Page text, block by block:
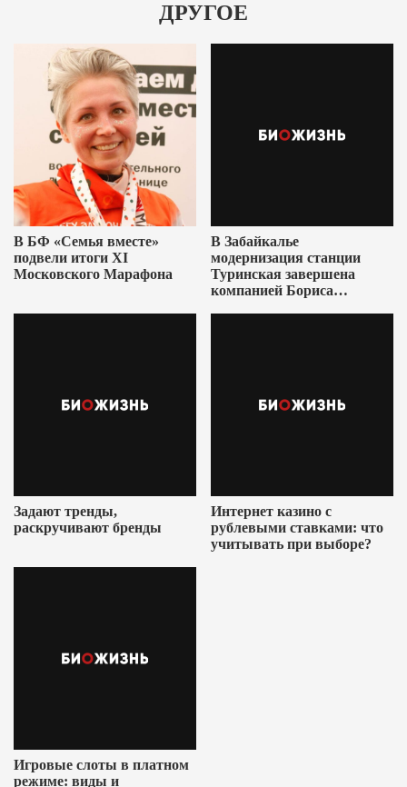
ДРУГОЕ
В БФ «Семья вместе»
подвели итоги XI
Московского Марафона
В Забайкалье
модернизация станции
Туринская завершена
компанией Бориса
Задают тренды,
раскручивают бренды
Интернет казино с
рублевыми ставками: что
учитывать при выборе?
Игровые слоты в платном
режиме: виды и